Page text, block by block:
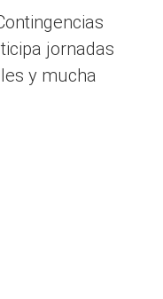
jornadas
y mucha